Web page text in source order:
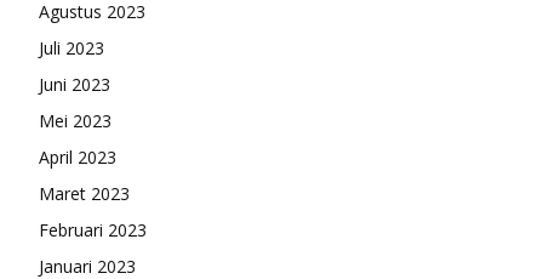
Agustus 2023
Juli 2023
Juni 2023
Mei 2023
April 2023
Maret 2023
Februari 2023
Januari 2023